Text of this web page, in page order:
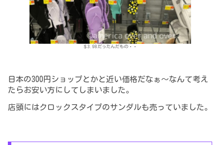
＄3.98だったんだもの・・
日本の300円ショップとかと近い価格だなぁ～なんて考え
たらお安い方にしてしまいました。
店頭にはクロックスタイプのサンダルも売っていました。